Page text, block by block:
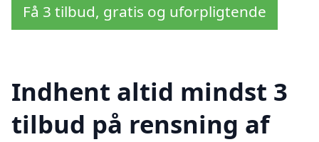
Få 3 tilbud, gratis og uforpligtende
Indhent altid mindst 3
tilbud på rensning af